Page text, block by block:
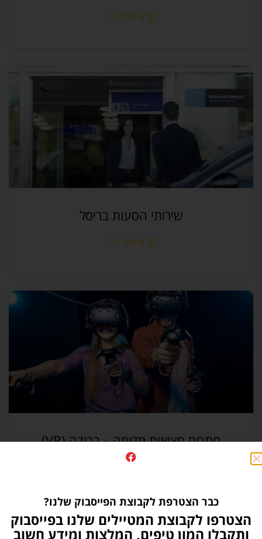
קרא עוד >>
שירותי הסעות בריסל
קרא עוד >>
מתחם מציאות מדומה – רבודה (VR)
קרא עוד >>
כבר הצטרפת לקבוצת הפייסבוק שלנו?
הצטרפו לקבוצת המטיילים שלנו בפייסבוק
ותקבלו המון טיפים, המלצות ומידע חשוב